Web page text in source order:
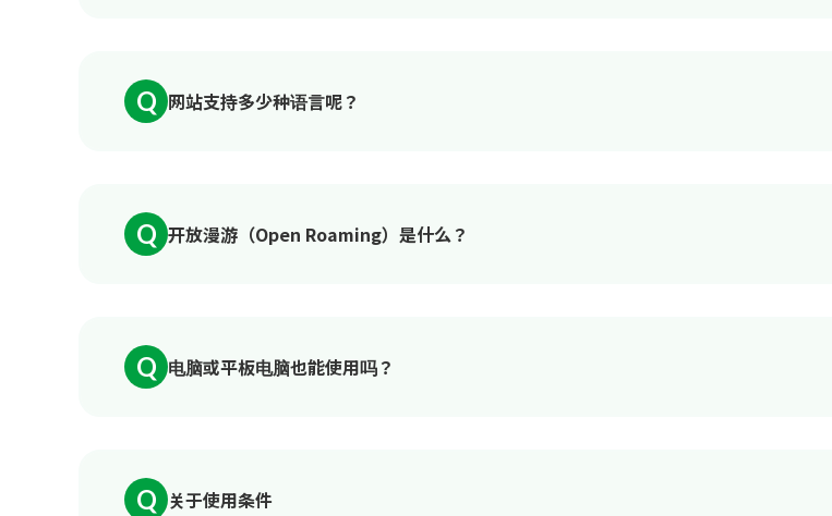
Q 网站支持多少种语言呢？
Q 开放漫游（Open Roaming）是什么？
Q 电脑或平板电脑也能使用吗？
Q 关于使用条件